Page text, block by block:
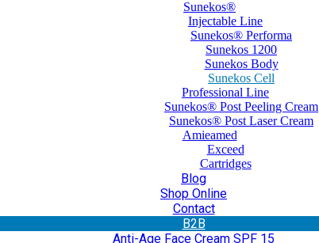
Sunekos®
Injectable Line
Sunekos® Performa
Sunekos 1200
Sunekos Body
Sunekos Cell
Professional Line
Sunekos® Post Peeling Cream
Sunekos® Post Laser Cream
Amieamed
Exceed
Cartridges
Blog
Shop Online
Contact
Β2Β
Anti-Age Face Cream SPF 15